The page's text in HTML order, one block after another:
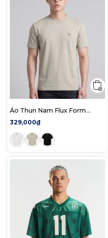
Áo Thun Nam Flux Form
Regular
329,000₫